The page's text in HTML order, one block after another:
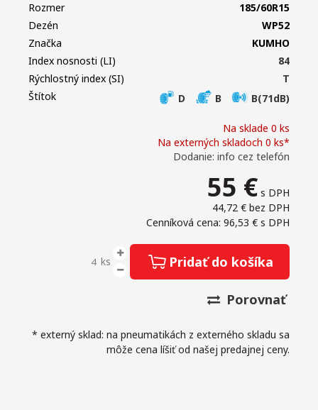
Na sklade 0 ks
Na externých skladoch 0 ks*
Dodanie: info cez telefón
55 € s DPH
44,72 € bez DPH
Cenníková cena: 96,53 € s DPH
ks Pridať do košíka
Porovnať
* externý sklad: na pneumatikách z externého skladu sa
môže cena líšiť od našej predajnej ceny.
Rozmer
185/60R15
Dezén
WP52
Značka
KUMHO
Index nosnosti (LI)
84
Rýchlostný index (SI)
T
Štítok
D B B(71dB)